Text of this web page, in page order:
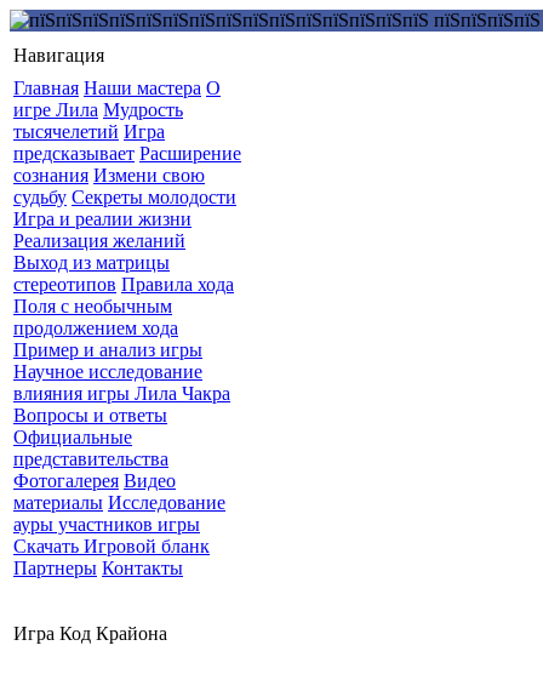
Навигация
Главная Наши мастера О
игре Лила Мудрость
тысячелетий Игра
предсказывает Расширение
сознания Измени свою
судьбу Секреты молодости
Игра и реалии жизни
Реализация желаний
Выход из матрицы
стереотипов Правила хода
Поля с необычным
продолжением хода
Пример и анализ игры
Научное исследование
влияния игры Лила Чакра
Вопросы и ответы
Официальные
представительства
Фотогалерея Видео
материалы Исследование
ауры участников игры
Скачать Игровой бланк
Партнеры Контакты
Игра Код Крайона